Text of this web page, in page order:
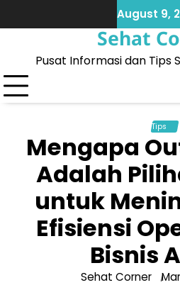
to
August 9,
Sehat
Pusat Informasi dan Tips
Tips
Mengapa
Adalah
untuk
Efisiensi
Bisnis
Sehat Corner